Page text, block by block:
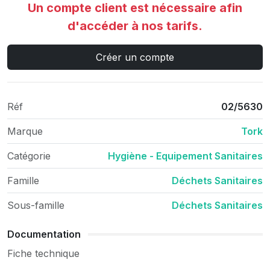
Un compte client est nécessaire afin
d'accéder à nos tarifs.
Créer un compte
Réf 02/5630
Marque Tork
Catégorie Hygiène - Equipement Sanitaires
Famille Déchets Sanitaires
Sous-famille Déchets Sanitaires
Documentation
Fiche technique